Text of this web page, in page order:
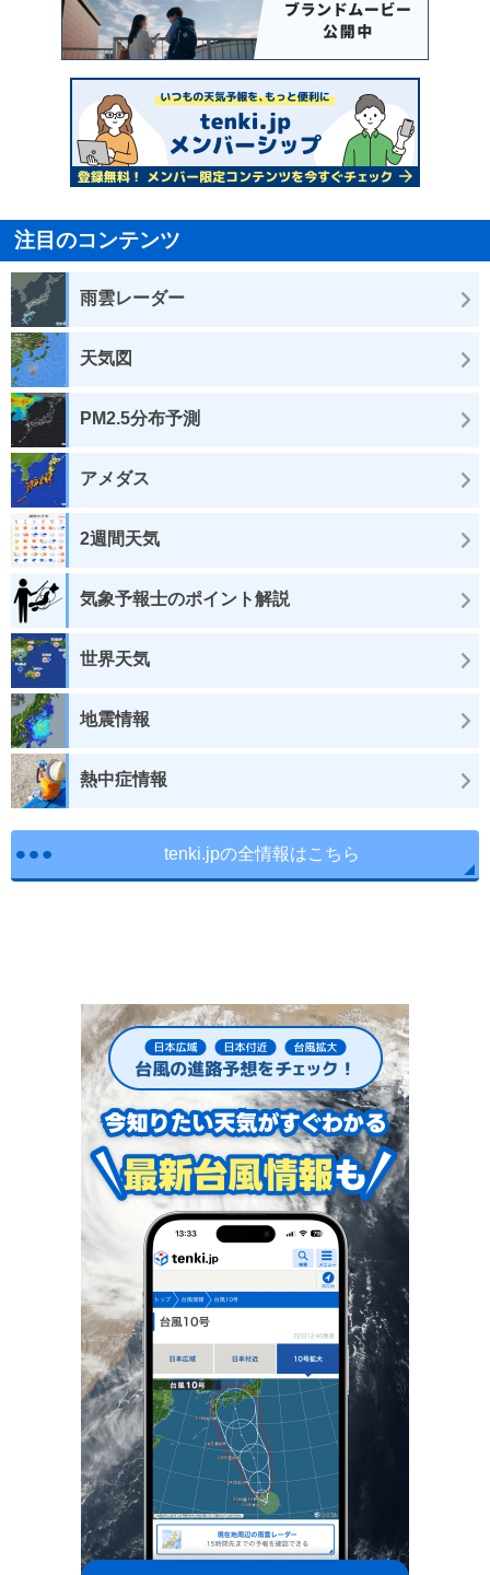
注目のコンテンツ
雨雲レーダー
天気図
PM2.5分布予測
アメダス
2週間天気
気象予報士のポイント解説
世界天気
地震情報
熱中症情報
tenki.jpの全情報はこちら